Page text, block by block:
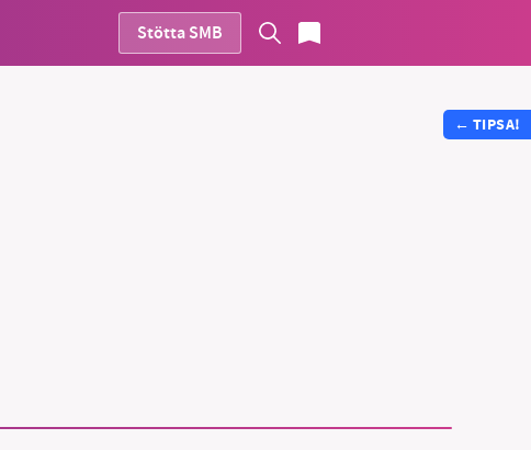
Stötta SMB
← TIPSA!